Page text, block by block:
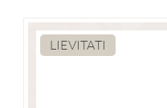
LIEVITATI